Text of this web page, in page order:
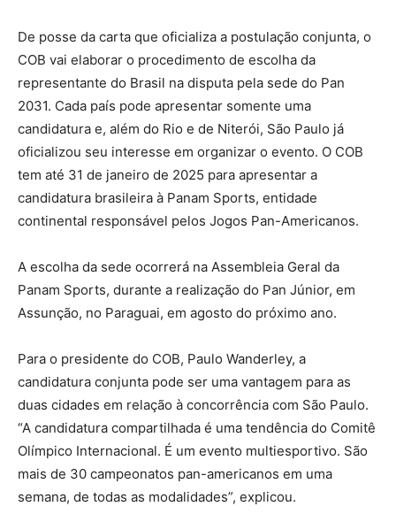
De posse da carta que oficializa a postulação conjunta, o
COB vai elaborar o procedimento de escolha da
representante do Brasil na disputa pela sede do Pan
2031. Cada país pode apresentar somente uma
candidatura e, além do Rio e de Niterói, São Paulo já
oficializou seu interesse em organizar o evento. O COB
tem até 31 de janeiro de 2025 para apresentar a
candidatura brasileira à Panam Sports, entidade
continental responsável pelos Jogos Pan-Americanos.
A escolha da sede ocorrerá na Assembleia Geral da
Panam Sports, durante a realização do Pan Júnior, em
Assunção, no Paraguai, em agosto do próximo ano.
Para o presidente do COB, Paulo Wanderley, a
candidatura conjunta pode ser uma vantagem para as
duas cidades em relação à concorrência com São Paulo.
“A candidatura compartilhada é uma tendência do Comitê
Olímpico Internacional. É um evento multiesportivo. São
mais de 30 campeonatos pan-americanos em uma
semana, de todas as modalidades”, explicou.